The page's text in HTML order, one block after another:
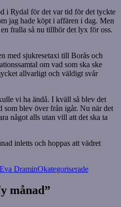
i Rydal för det var tid för det tyckte
jag hade köpt i affären i dag. Men
fralla så nu tillhör det lyx för oss.
med sjukresetaxi till Borås och
om vad som ska ske
allvarligt och väldigt svår
vi ha ändå. I kväll så blev det
som blev över från igår. Nu när det
något alls utan vill att det ska ta
inletts och hoppas att vädret
Författare
Eva DraminKategorier
Okategoriserade
månad”